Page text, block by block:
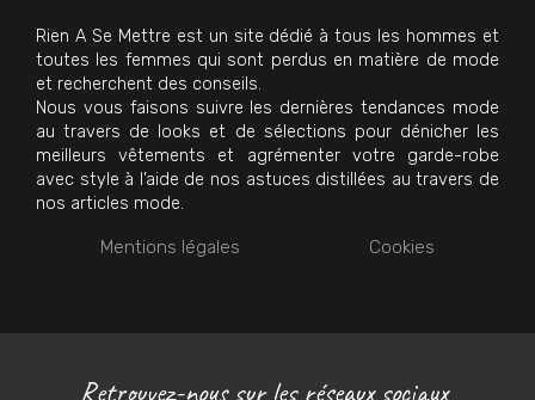
Rien A Se Mettre est un site dédié à tous les hommes et
toutes les femmes qui sont perdus en matière de mode
et recherchent des conseils.
Nous vous faisons suivre les dernières tendances mode
au travers de looks et de sélections pour dénicher les
meilleurs vêtements et agrémenter votre garde-robe
avec style à l’aide de nos astuces distillées au travers de
nos articles mode.
Mentions légales Cookies
Retrouvez-nous sur les réseaux sociaux